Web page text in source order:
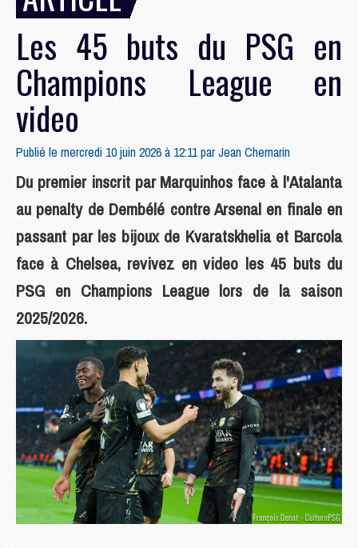
Les 45 buts du PSG en
Champions League en
video
Publié le mercredi 10 juin 2026 à 12:11 parJean Chemarin
Du premier inscrit par Marquinhos face à l'Atalanta
au penalty de Dembélé contre Arsenal en finale en
passant par les bijoux de Kvaratskhelia et Barcola
face à Chelsea, revivez en video les 45 buts du
PSG en Champions League lors de la saison
2025/2026.